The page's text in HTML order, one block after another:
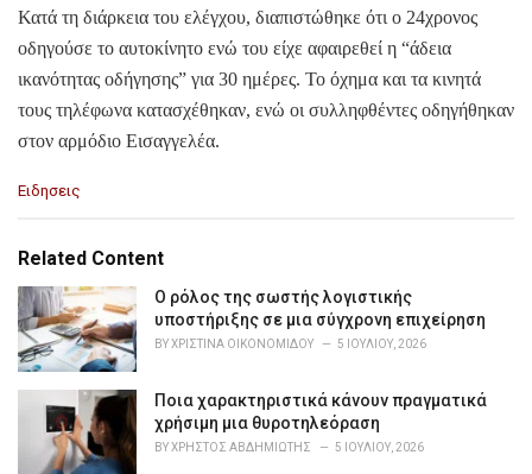
Κατά τη διάρκεια του ελέγχου, διαπιστώθηκε ότι ο 24χρονος
οδηγούσε το αυτοκίνητο ενώ του είχε αφαιρεθεί η “άδεια
ικανότητας οδήγησης” για 30 ημέρες. Το όχημα και τα κινητά
τους τηλέφωνα κατασχέθηκαν, ενώ οι συλληφθέντες οδηγήθηκαν
στον αρμόδιο Εισαγγελέα.
C
e
o
r
e
Ειδησεις
Related Content
Ο ρόλος της σωστής λογιστικής
υποστήριξης σε μια σύγχρονη επιχείρηση
BYΧΡΙΣΤΊΝΑ ΟΙΚΟΝΟΜΊΔΟΥ 5 ΙΟΥΛΊΟΥ, 2026
Ποια χαρακτηριστικά κάνουν πραγματικά
χρήσιμη μια θυροτηλεόραση
BYΧΡΉΣΤΟΣ ΑΒΔΗΜΙΏΤΗΣ 5 ΙΟΥΛΊΟΥ, 2026